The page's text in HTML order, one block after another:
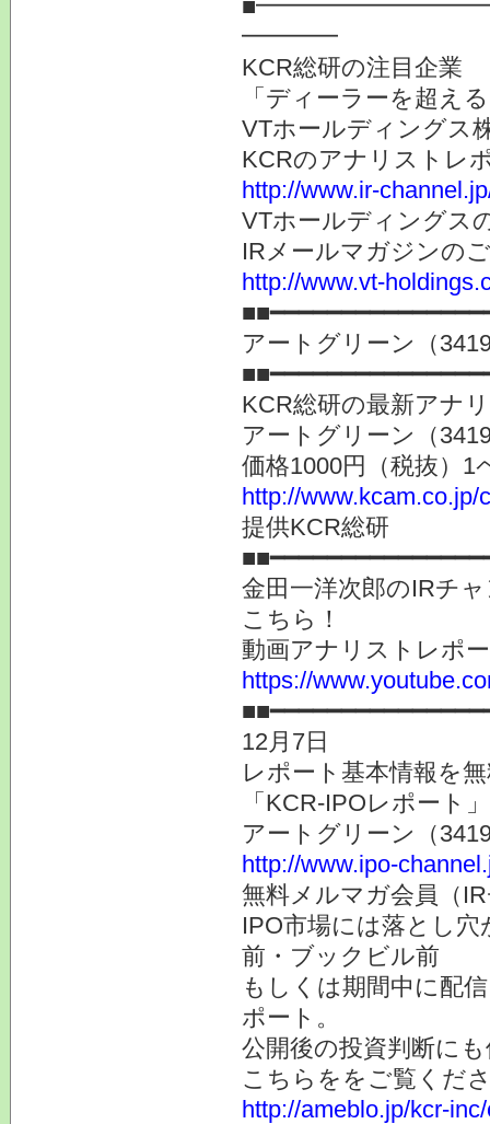
━━━━
KCR総研の注目企業
「ディーラーを超え
VTホールディングス
KCRのアナリストレ
http://www.ir-
VTホールディングス
IRメールマガジンの
http://www.vt-
アートグリーン（
KCR総研の最新アナ
アートグリーン（
価格1000円（税抜）1
http://www.kcam.co.jp/
提供KCR総研
金田一洋次郎のIRチ
こちら！
動画アナリストレポ
https://
12月7日
レポート基本情報を
「KCR-IPOレポート
アートグリーン（
http://www.ipo-
無料メルマガ会員（
IPO市場には落とし
前・ブックビル前
もしくは期間中に配
ポート。
公開後の投資判断に
こちらををご覧くだ
http://ameblo.jp/kcr-